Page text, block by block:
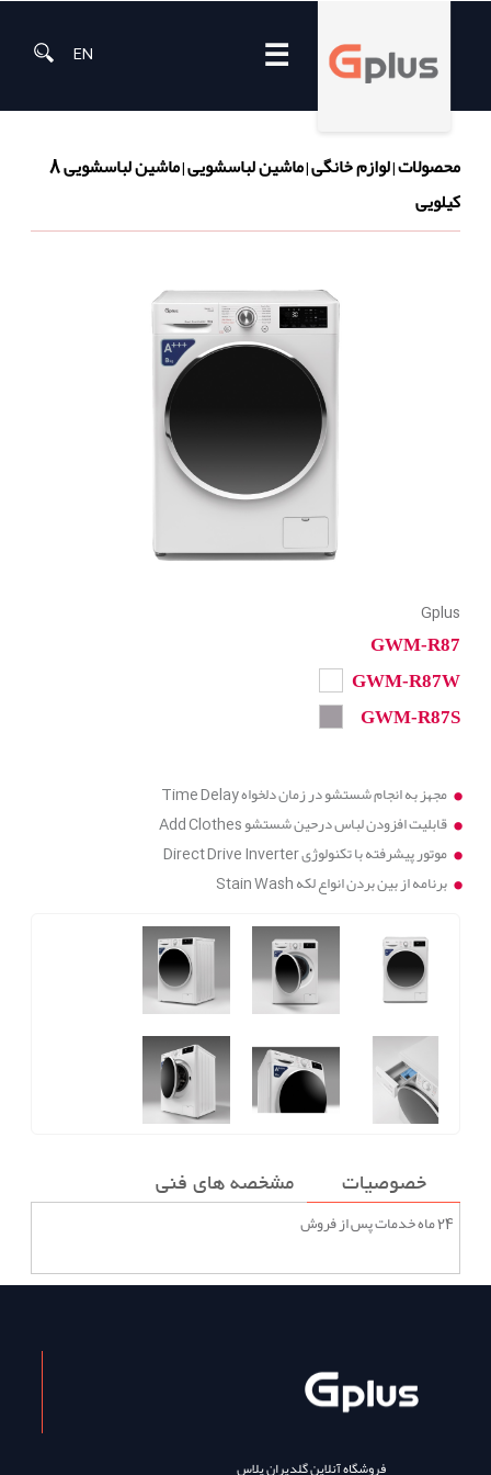
☰
EN
محصولات|لوازم خانگی|ماشین لباسشویی|
ماشین لباسشویی 8
کیلویی
Gplus
GWM-R87
GWM-R87W
GWM-R87S
مجهز به انجام شستشو در زمان دلخواه Time Delay
قابلیت افزودن لباس درحین شستشو Add Clothes
موتور پیشرفته با تکنولوژی Direct Drive Inverter
برنامه از بین بردن انواع لکه Stain Wash
خصوصیات مشخصه های فنی
24 ماه خدمات پس از فروش
فروشگاه آنلاین گلدیران پلاس